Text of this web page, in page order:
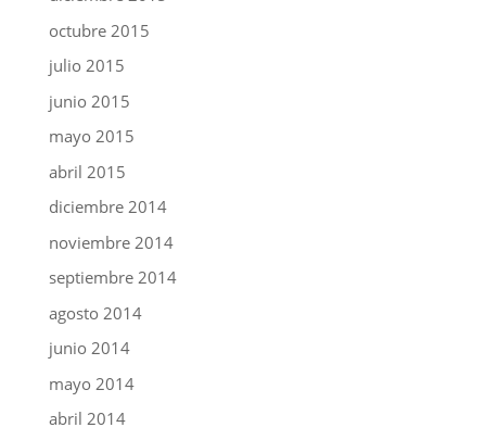
octubre 2015
julio 2015
junio 2015
mayo 2015
abril 2015
diciembre 2014
noviembre 2014
septiembre 2014
agosto 2014
junio 2014
mayo 2014
abril 2014